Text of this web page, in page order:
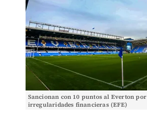
Sancionan con 10 puntos al Everton por
irregularidades financieras (EFE)